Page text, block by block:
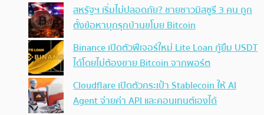
สหรัฐฯ เริ่มไม่ปลอดภัย? ชายชาวมิสซูรี 3 คน ถูก
ตั้งข้อหาบุกรุกบ้านขโมย Bitcoin
Binance เปิดตัวฟีเจอร์ใหม่ Lite Loan กู้ยืม USDT
ได้โดยไม่ต้องขาย Bitcoin จากพอร์ต
Cloudflare เปิดตัวกระเป๋า Stablecoin ให้ AI
Agent จ่ายค่า API และคอนเทนต์เองได้